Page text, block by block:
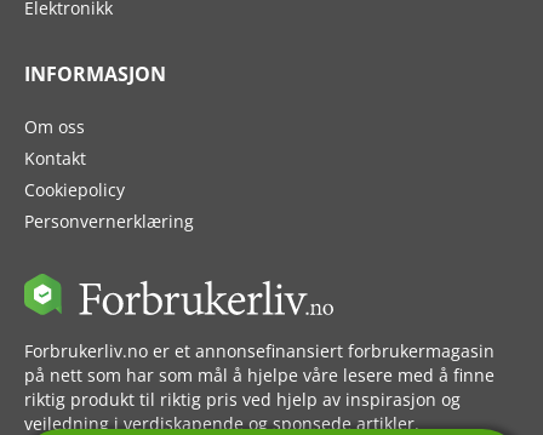
Forbrukerliv.no er et annonsefinansiert forbrukermagasin
på nett som har som mål å hjelpe våre lesere med å finne
riktig produkt til riktig pris ved hjelp av inspirasjon og
veiledning i verdiskapende og sponsede artikler.
INFORMASJON
Om oss
Kontakt
Cookiepolicy
Personvernerklæring
Elektronikk